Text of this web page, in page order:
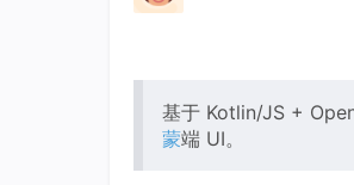
基于 Kotlin/JS +
蒙端 UI。